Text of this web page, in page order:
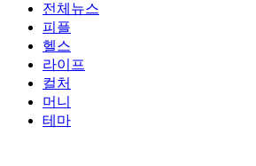
전체뉴스
피플
헬스
라이프
컬처
머니
테마